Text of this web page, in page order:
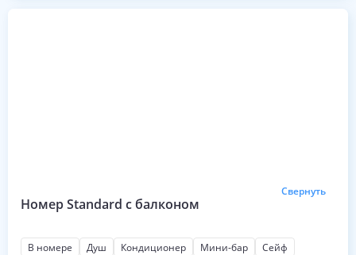
Номер Standard с балконом
Свернуть
В номере Душ Кондиционер Мини-бар
Сейф